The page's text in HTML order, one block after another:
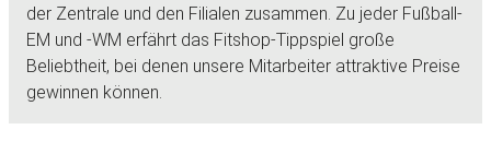
der Zentrale und den Filialen zusammen. Zu jeder Fußball-
EM und -WM erfährt das Fitshop-Tippspiel große
Beliebtheit, bei denen unsere Mitarbeiter attraktive Preise
gewinnen können.